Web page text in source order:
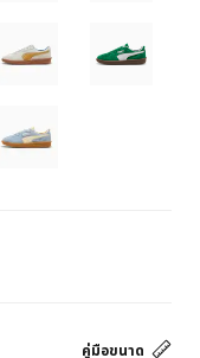
คู่มือขนาด